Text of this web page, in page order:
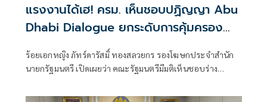
แรงงานได้เฮ! ครม. เห็นชอบปฏิญญา Abu
Dhabi Dialogue ยกระดับการคุ้มครอง
ตามมาตรฐานสากล
ร้อยเอกหญิง ภัทร์ดารัสมิ์ ทองสลวยกร รองโฆษกประจำสำนัก
นายกรัฐมนตรี เปิดเผยว่า คณะรัฐมนตรีมีมติเห็นชอบร่าง
Dialogue ครั้งที่ 8 (Abu Dhabi Dialogue Eighth Ministerial